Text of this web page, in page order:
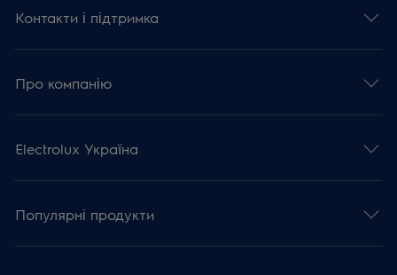
Контакти і підтримка
Про компанію
Electrolux Україна
Популярні продукти